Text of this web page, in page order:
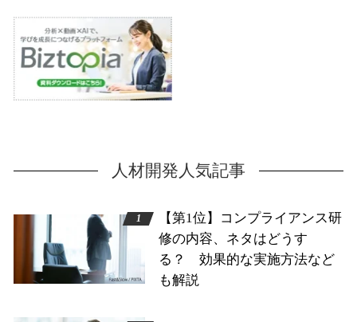
人材開発人気記事
【第1位】コンプライアンス研
修の内容、ネタはどうす
る？ 効果的な実施方法など
も解説